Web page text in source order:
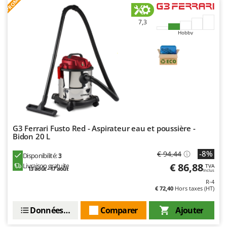
Oriental Koshin
Outdoorchef
Palazzetti
Palumbo Pavi
Partisani
Paterlini
Philips
Pramac
Prismafood
R
R.G.V.
Redback
7,3
Hobby
G3 Ferrari Fusto Red - Aspirateur eau et poussière -
Bidon 20 L
Disponibilité:3
Livraison gratuite
13 août - 17 août
€ 94,44 -8%
€ 86,88 TVA
Inclus
R-4
€ 72,40 Hors taxes (HT)
Ajouter
Comparer
Données techniques